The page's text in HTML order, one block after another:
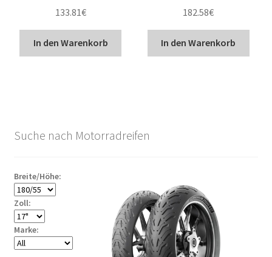
133.81€
In den Warenkorb
182.58€
In den Warenkorb
Suche nach Motorradreifen
Breite/Höhe:
Zoll:
Marke: